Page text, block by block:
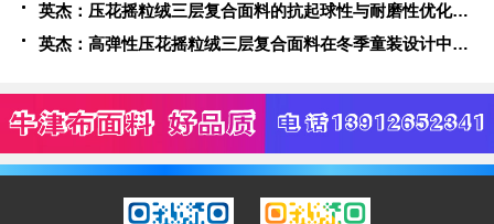
英杰：压花摇粒绒三层复合面料的抗起球性与耐磨性优化技术分析
英杰：高弹性压花摇粒绒三层复合面料在冬季童装设计中的应用实践